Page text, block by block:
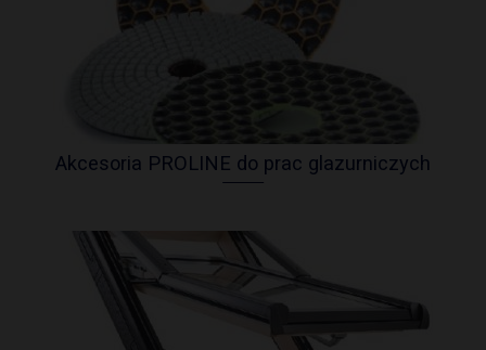
Akcesoria PROLINE do prac glazurniczych